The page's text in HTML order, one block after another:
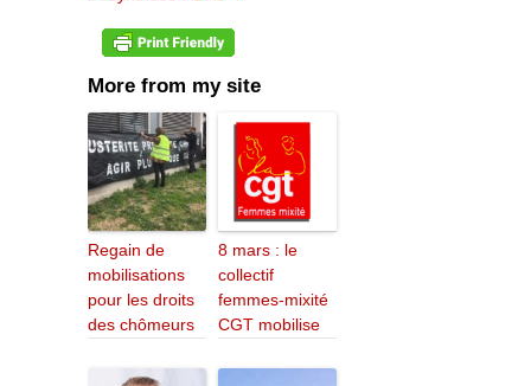
More from my site
Regain de
mobilisations
pour les droits
des chômeurs
8 mars : le
collectif
femmes-mixité
CGT mobilise